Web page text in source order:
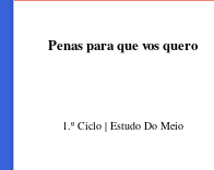
Penas para que vos quero
1.º Ciclo | Estudo Do Meio